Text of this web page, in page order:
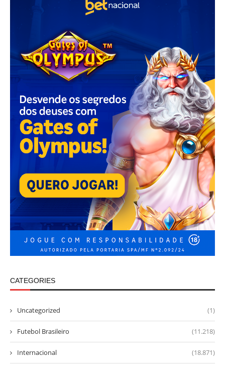
CATEGORIES
Uncategorized (1)
Futebol Brasileiro (11.218)
Internacional (18.871)